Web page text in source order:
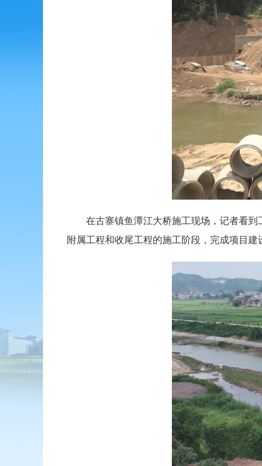
在古寨镇鱼潭江大桥施工现场，记者看到
附属工程和收尾工程的施工阶段，完成项目建